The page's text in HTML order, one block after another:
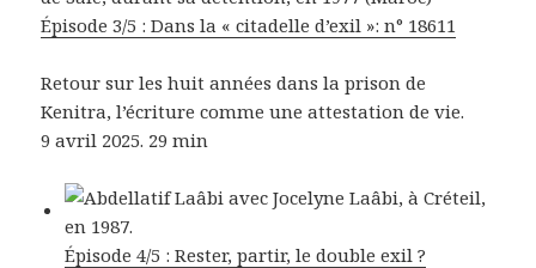
Épisode 3/5 : Dans la « citadelle d’exil »: n° 18611
Retour sur les huit années dans la prison de
Kenitra, l’écriture comme une attestation de vie.
9 avril 2025. 29 min
Épisode 4/5 : Rester, partir, le double exil ?